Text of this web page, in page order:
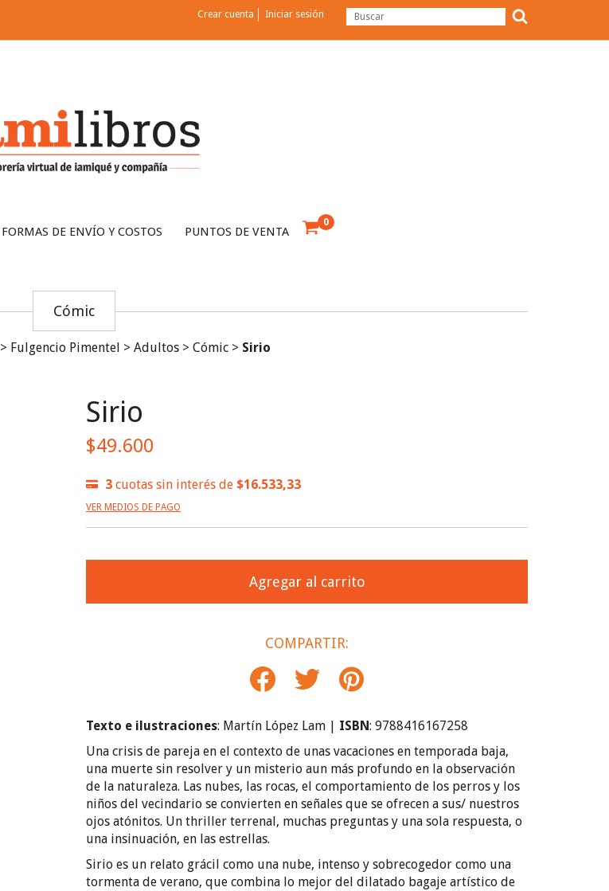
Crear cuenta Iniciar sesión
FORMAS DE ENVÍO Y COSTOS PUNTOS DE VENTA
0
Cómic
> Fulgencio Pimentel > Adultos > Cómic > Sirio
Sirio
$49.600
3 cuotas sin interés de $16.533,33
VER MEDIOS DE PAGO
COMPARTIR:
Texto e ilustraciones: Martín López Lam | ISBN: 9788416167258
Una crisis de pareja en el contexto de unas vacaciones en temporada baja,
una muerte sin resolver y un misterio aun más profundo en la observación
de la naturaleza. Las nubes, las rocas, el comportamiento de los perros y los
niños del vecindario se convierten en señales que se ofrecen a sus/ nuestros
ojos atónitos. Un thriller terrenal, muchas preguntas y una sola respuesta, o
una insinuación, en las estrellas.
Sirio es un relato grácil como una nube, intenso y sobrecogedor como una
tormenta de verano, que combina lo mejor del dilatado bagaje artístico de